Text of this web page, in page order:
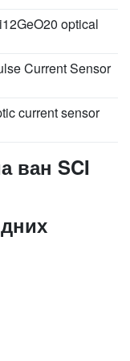
optical
Current Sensor
current sensor
ван SCI